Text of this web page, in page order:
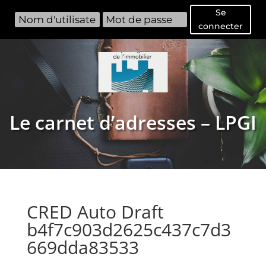
Se
connecter
Le carnet d’adresses – LPGI
CRED Auto Draft
b4f7c903d2625c437c7d3
669dda83533